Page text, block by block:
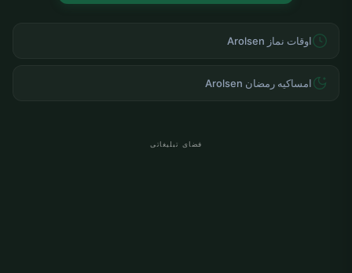
اوقات نماز Arolsen
امساکیه رمضان Arolsen
فضای تبلیغاتی